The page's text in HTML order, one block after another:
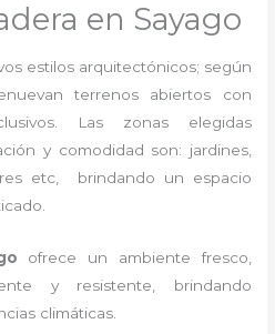
en Sayago
estilos arquitectónicos; según
terrenos abiertos con
Las zonas elegidas
y comodidad son: jardines,
etc, brindando un espacio
ofrece un ambiente fresco,
y resistente, brindando
climáticas.